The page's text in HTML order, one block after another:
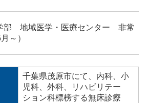
部 地域医学・医療センター 非常
～）
千葉県茂原市にて、内科、小
児科、外科、リハビリテー
ション科標榜する無床診療